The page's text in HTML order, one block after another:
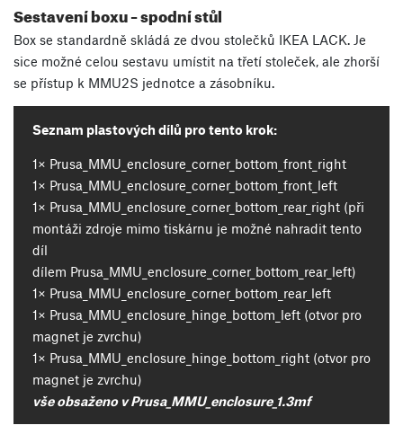
Sestavení boxu – spodní stůl
Box se standardně skládá ze dvou stolečků IKEA LACK. Je
sice možné celou sestavu umístit na třetí stoleček, ale zhorší
se přístup k MMU2S jednotce a zásobníku.
Seznam plastových dílů pro tento krok:
1× Prusa_MMU_enclosure_corner_bottom_front_right
1× Prusa_MMU_enclosure_corner_bottom_front_left
1× Prusa_MMU_enclosure_corner_bottom_rear_right (při
montáži zdroje mimo tiskárnu je možné nahradit tento
díl
dílem Prusa_MMU_enclosure_corner_bottom_rear_left)
1× Prusa_MMU_enclosure_corner_bottom_rear_left
1× Prusa_MMU_enclosure_hinge_bottom_left (otvor pro
magnet je zvrchu)
1× Prusa_MMU_enclosure_hinge_bottom_right (otvor pro
magnet je zvrchu)
vše obsaženo v Prusa_MMU_enclosure_1.3mf